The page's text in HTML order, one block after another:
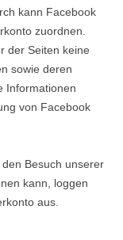
kann Facebook
zuordnen.
der Seiten keine
sowie deren
Informationen
von Facebook
Besuch unserer
kann, loggen
aus.